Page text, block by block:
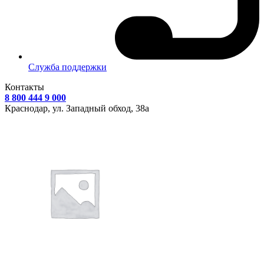
Служба поддержки
Контакты
8 800 444 9 000
Краснодар, ул. Западный обход, 38а